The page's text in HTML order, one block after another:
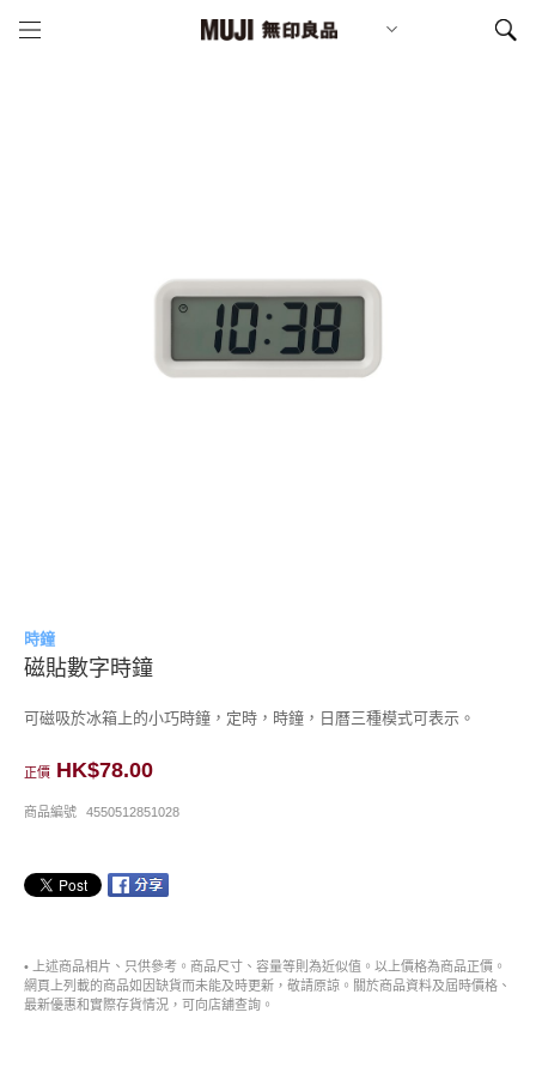
時鐘
磁貼數字時鐘
可磁吸於冰箱上的小巧時鐘，定時，時鐘，日曆三種模式可表示。
正價 HK$78.00
商品編號 4550512851028
• 上述商品相片、只供參考。商品尺寸、容量等則為近似值。以上價格為商品正價。
網頁上列載的商品如因缺貨而未能及時更新，敬請原諒。關於商品資料及屆時價格、
最新優惠和實際存貨情況，可向店舖查詢。